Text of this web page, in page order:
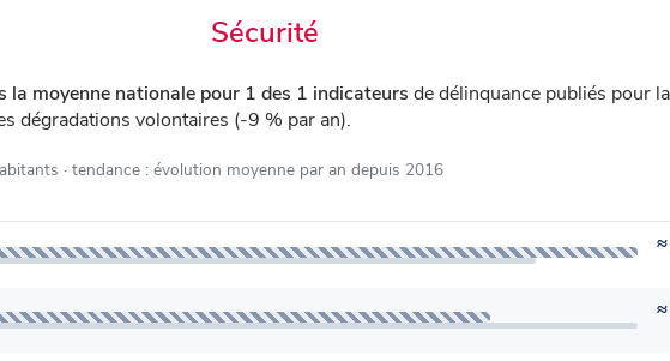
Sécurité
la moyenne nationale pour 1 des 1 indicateurs de délinquance publiés pour
dégradations volontaires (-9 % par an).
· tendance : évolution moyenne par an depuis 2016
≈
≈